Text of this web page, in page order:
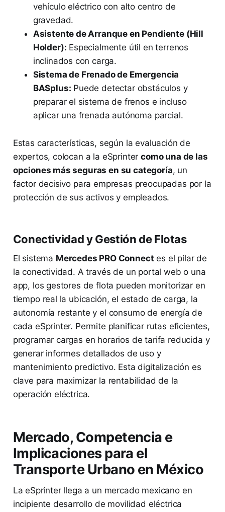
vehículo eléctrico con alto centro de
gravedad.
Asistente de Arranque en Pendiente (Hill
Holder): Especialmente útil en terrenos
inclinados con carga.
Sistema de Frenado de Emergencia
BASplus: Puede detectar obstáculos y
preparar el sistema de frenos e incluso
aplicar una frenada autónoma parcial.
Estas características, según la evaluación de
expertos, colocan a la eSprintercomo una de las
opciones más seguras en su categoría, un
factor decisivo para empresas preocupadas por la
protección de sus activos y empleados.
Conectividad y Gestión de Flotas
El sistema Mercedes PRO Connect es el pilar de
la conectividad. A través de un portal web o una
app, los gestores de flota pueden monitorizar en
tiempo real la ubicación, el estado de carga, la
autonomía restante y el consumo de energía de
cada eSprinter. Permite planificar rutas eficientes,
programar cargas en horarios de tarifa reducida y
generar informes detallados de uso y
mantenimiento predictivo. Esta digitalización es
clave para maximizar la rentabilidad de la
operación eléctrica.
Mercado, Competencia e
Implicaciones para el
Transporte Urbano en México
La eSprinter llega a un mercado mexicano en
incipiente desarrollo de movilidad eléctrica